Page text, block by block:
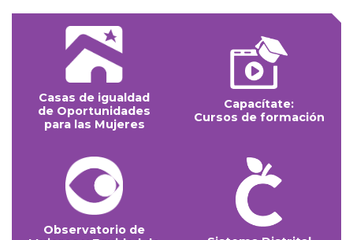
Casas de igualdad
de Oportunidades
Capacítate: